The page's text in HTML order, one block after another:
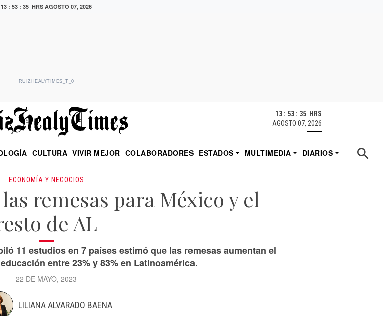
13 : 53 : 36 HRS AGOSTO 07, 2026
RUIZHEALYTIMES_T_0
13 : 53 : 36 HRS
AGOSTO 07, 2026
CULTURA VIVIR MEJOR COLABORADORES ESTADOS MULTIMEDIA
DIARIOS
ECONOMÍA Y NEGOCIOS
remesas para México y el
de AL
11 estudios en 7 países estimó que las remesas aumentan el
entre 23% y 83% en Latinoamérica.
22 DE MAYO, 2023
LILIANA ALVARADO BAENA